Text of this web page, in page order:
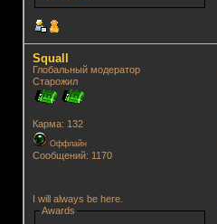
Squall
Глобальный модератор
Старожил
Карма: 132
Оффлайн
Сообщений: 1170
I will always be here.
Awards